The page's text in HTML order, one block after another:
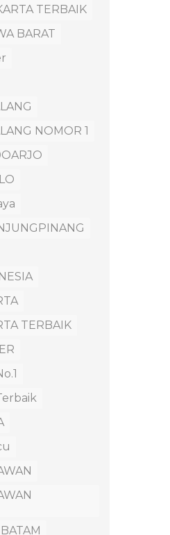
TERBAIK
BARAT
NOMOR 1
TERBAIK